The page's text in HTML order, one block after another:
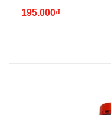
195.000₫